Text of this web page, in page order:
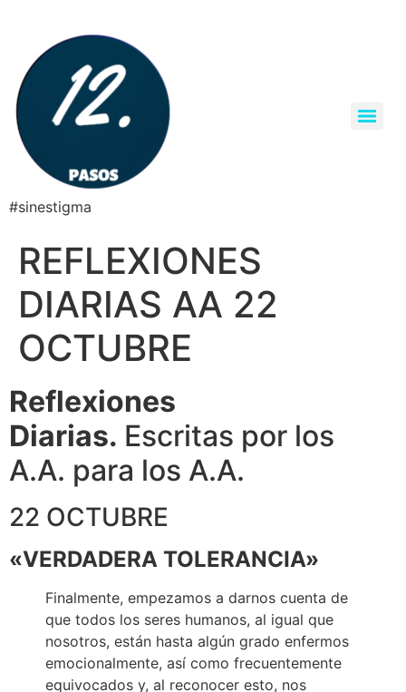
#sinestigma
REFLEXIONES
DIARIAS AA 22
OCTUBRE
Reflexiones
Diarias. Escritas por los
A.A. para los A.A.
22 OCTUBRE
«VERDADERA TOLERANCIA»
Finalmente, empezamos a darnos cuenta de
que todos los seres humanos, al igual que
nosotros, están hasta algún grado enfermos
emocionalmente, así como frecuentemente
equivocados y, al reconocer esto, nos